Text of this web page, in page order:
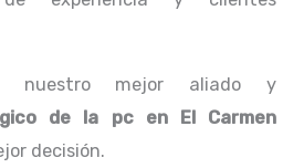
nuestro mejor aliado y
de la pcen El Carmen
decisión.